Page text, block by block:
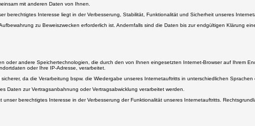
mit anderen Daten von Ihnen.
berechtigtes Interesse liegt in der Verbesserung, Stabilität, Funktionalität und Sicherheit unseres
zu Beweiszwecken erforderlich ist. Andernfalls sind die Daten bis zur endgültigen Klärung
oder andere Speichertechnologien, die durch den von Ihnen eingesetzten Internet-Browser auf Ihrem
oder Ihre IP-Adresse, verarbeitet.
da die Verarbeitung bspw. die Wiedergabe unseres Internetauftritts in unterschiedlichen
Daten zur Vertragsanbahnung oder Vertragsabwicklung verarbeitet werden.
berechtigtes Interesse in der Verbesserung der Funktionalität unseres Internetauftritts.